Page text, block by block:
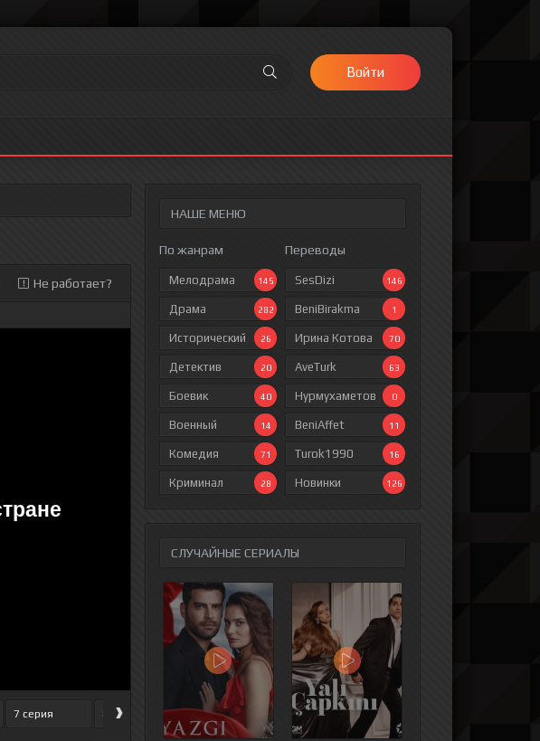
Войти
НАШЕ МЕНЮ
По жанрам
Мелодрама 145
Драма 282
Исторический 26
Детектив 20
Боевик 40
Военный 14
Комедия 71
Криминал 28
Переводы
SesDizi 146
BeniBirakma 1
Ирина Котова 70
AveTurk 63
Нурмухаметов 0
BeniAffet 11
Turok1990 16
Новинки 126
СЛУЧАЙНЫЕ СЕРИАЛЫ
Не работает?
7 серия 8 серия 9 серия 10 серия 11 серия
›